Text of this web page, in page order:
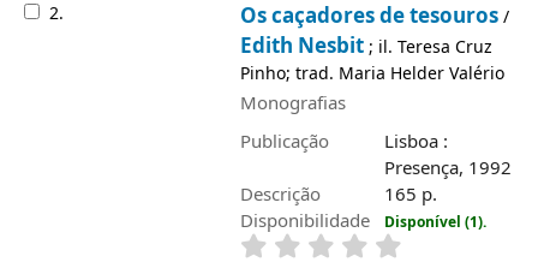
2. Os caçadores de tesouros/
Edith Nesbit; il. Teresa Cruz
Pinho; trad. Maria Helder Valério
Monografias
Publicação
Lisboa :
Presença, 1992
Descrição
165 p.
Disponibilidade
Disponível (1).